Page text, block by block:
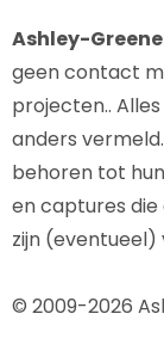
Ashley-
geen contact
projecten..
anders
behoren tot
en captures
zijn (eventueel)
© 2009-2026